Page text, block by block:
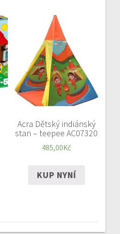
Acra Dětský indiánský
stan – teepee AC07320
485,00Kč
KUP NYNÍ